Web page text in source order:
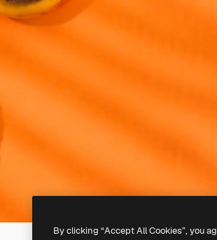
By clicking “Accept All Cookies”, you